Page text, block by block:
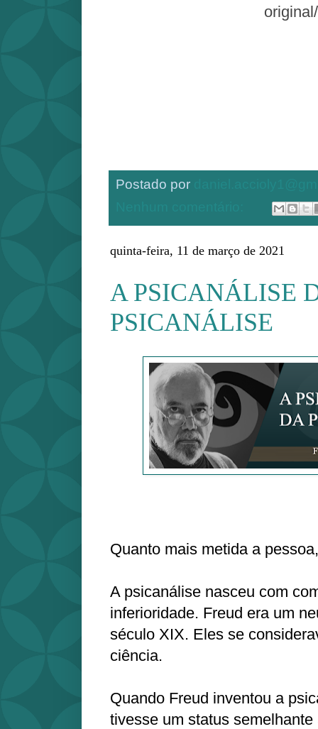
original/
Postado por
quinta-feira, 11 de março de 2021
A PSICANÁLISE
PSICANÁLISE
Quanto mais metida a
A psicanálise nasceu com
inferioridade. Freud era um
século XIX. Eles se
ciência.
Quando Freud inventou a
tivesse um status